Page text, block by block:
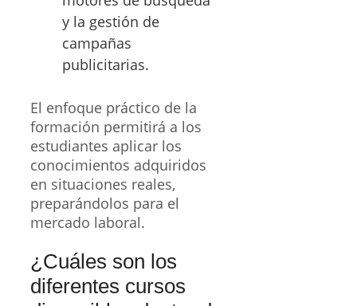
y la gestión de
campañas
publicitarias.
El enfoque práctico de la
formación permitirá a los
estudiantes aplicar los
conocimientos adquiridos
en situaciones reales,
preparándolos para el
mercado laboral.
¿Cuáles son los
diferentes cursos